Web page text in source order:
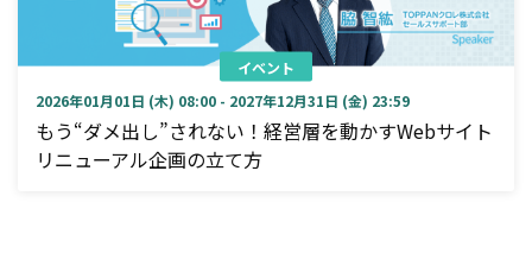
イベント
2026年01月01日 (木) 08:00 - 2027年12月31日 (金) 23:59
もう“ダメ出し”されない！経営層を動かすWebサイト
リニューアル企画の立て方